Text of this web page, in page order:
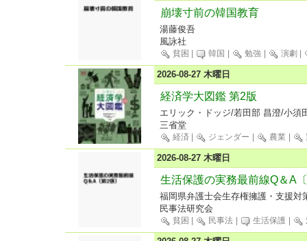
崩壊寸前の韓国教育
湯藤俊吾
風詠社
貧困 韓国 勉強 演劇
2026-08-27 木曜日
経済学大図鑑 第2版
エリック・ドッジ/若田部 昌澄/小須
三省堂
経済 ジェンダー 農業
2026-08-27 木曜日
生活保護の実務最前線Q＆A
福岡県弁護士会生存権擁護・支援対
民事法研究会
貧困 民事法 生活保護